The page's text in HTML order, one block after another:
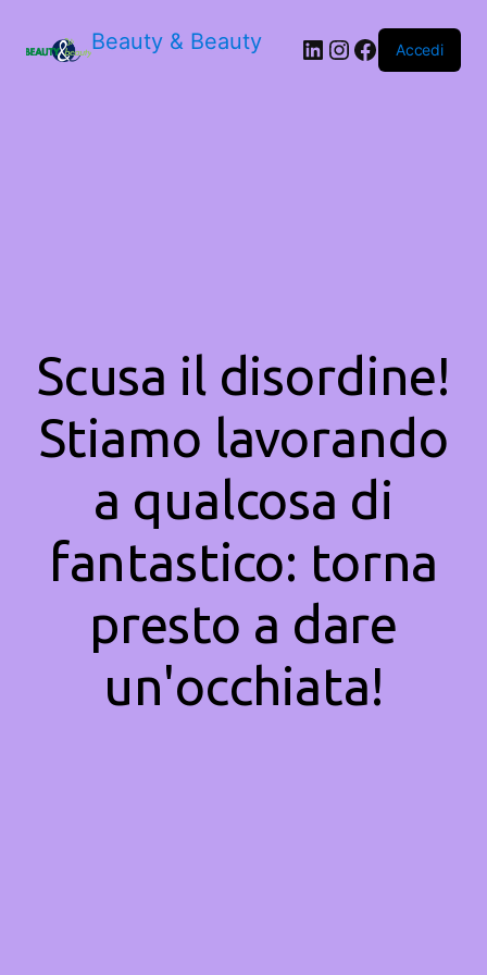
Beauty & Beauty LinkedIn
Instagram
Facebook
Accedi
Scusa il disordine!
Stiamo lavorando
a qualcosa di
fantastico: torna
presto a dare
un'occhiata!